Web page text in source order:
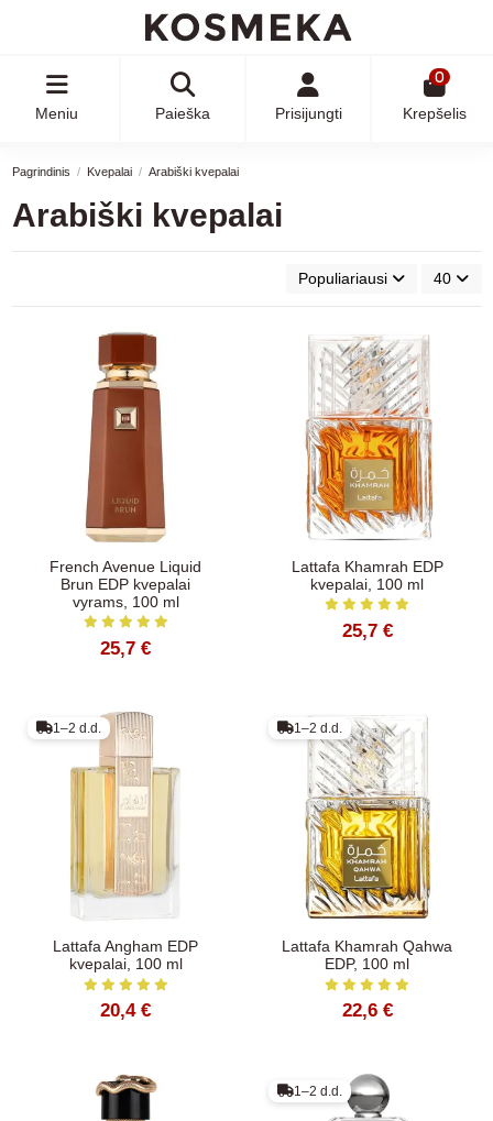
Meniu Paieška Prisijungti
0
Krepšelis
Pagrindinis Kvepalai Arabiški kvepalai
Arabiški kvepalai
Populiariausi 40
French Avenue Liquid
Brun EDP kvepalai
vyrams, 100 ml
25,7 €
Lattafa Khamrah EDP
kvepalai, 100 ml
25,7 €
1–2 d.d.
Lattafa Angham EDP
kvepalai, 100 ml
20,4 €
1–2 d.d.
Lattafa Khamrah Qahwa
EDP, 100 ml
22,6 €
1–2 d.d.